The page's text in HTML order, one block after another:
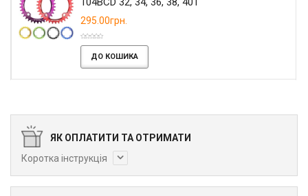
295.00грн.
ДО КОШИКА
ЯК ОПЛАТИТИ ТА ОТРИМАТИ
Коротка інструкція